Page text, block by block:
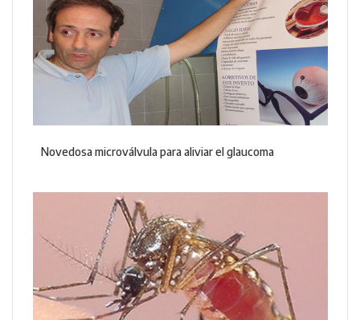
Novedosa microválvula para aliviar el glaucoma